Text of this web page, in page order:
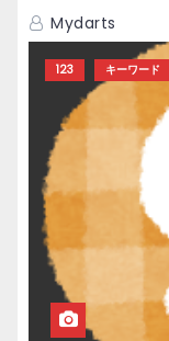
Mydarts
123 キーワード